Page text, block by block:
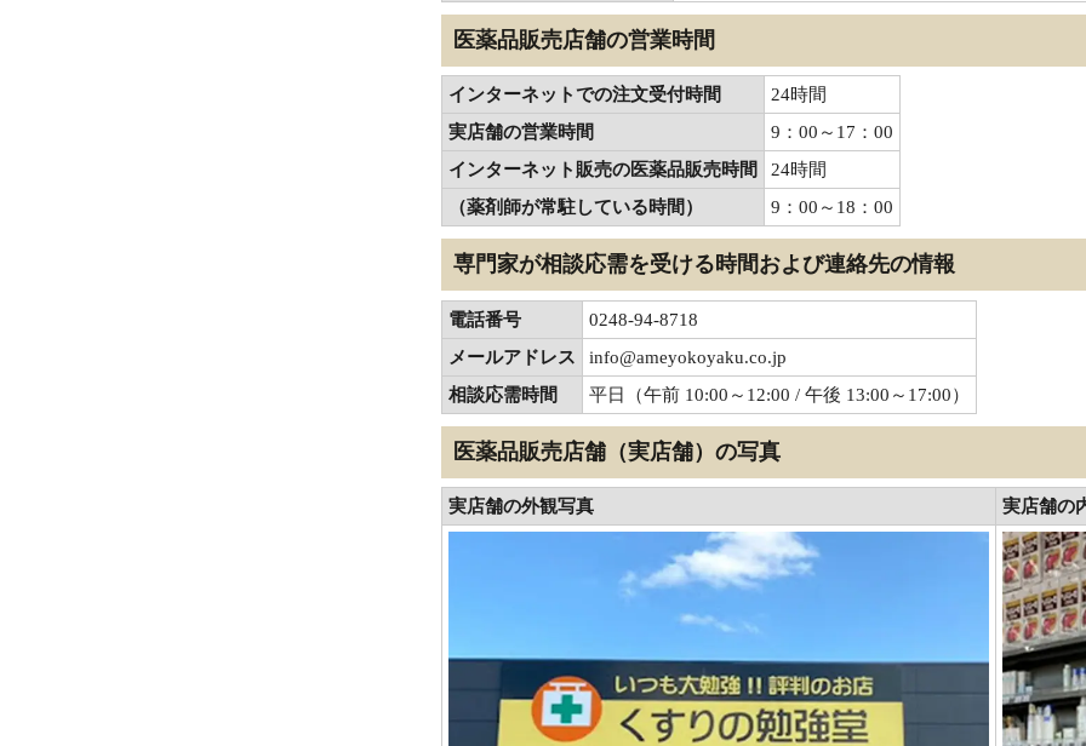
医薬品販売店舗の営業時間
インターネットでの注文受付時間
24時間
実店舗の営業時間
9：00～17：00
インターネット販売の医薬品販売時間
24時間
（薬剤師が常駐している時間）
9：00～18：00
専門家が相談応需を受ける時間および連絡先の情報
電話番号
0248-94-8718
メールアドレス
info@ameyokoyaku.co.jp
相談応需時間
平日（午前 10:00～12:00 / 午後 13:00～17:00）
医薬品販売店舗（実店舗）の写真
実店舗の外観写真 実店舗の